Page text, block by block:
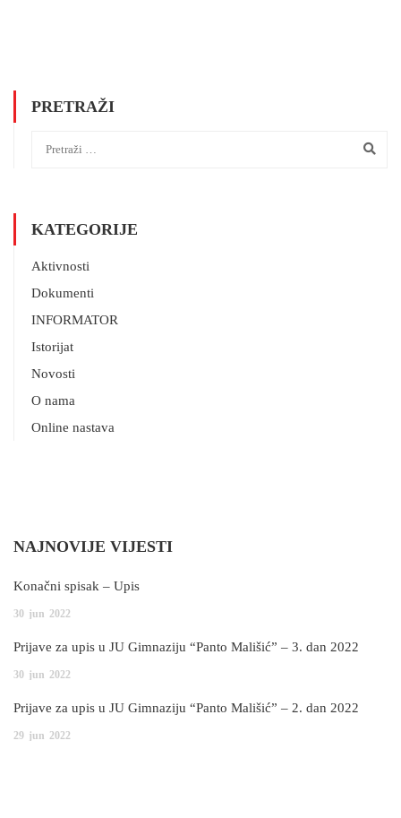
PRETRAŽI
KATEGORIJE
Aktivnosti
Dokumenti
INFORMATOR
Istorijat
Novosti
O nama
Online nastava
NAJNOVIJE VIJESTI
Konačni spisak – Upis
30 jun 2022
Prijave za upis u JU Gimnaziju “Panto Mališić” – 3. dan 2022
30 jun 2022
Prijave za upis u JU Gimnaziju “Panto Mališić” – 2. dan 2022
29 jun 2022